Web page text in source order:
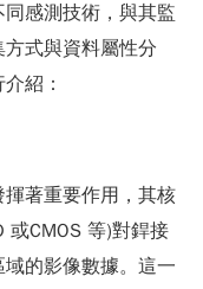
感測技術，與其監
式與資料屬性分
紹：
著重要作用，其核
或CMOS 等)對銲接
的影像數據。這一